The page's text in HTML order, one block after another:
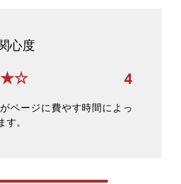
心度
4
ページに費やす時間によっ
。